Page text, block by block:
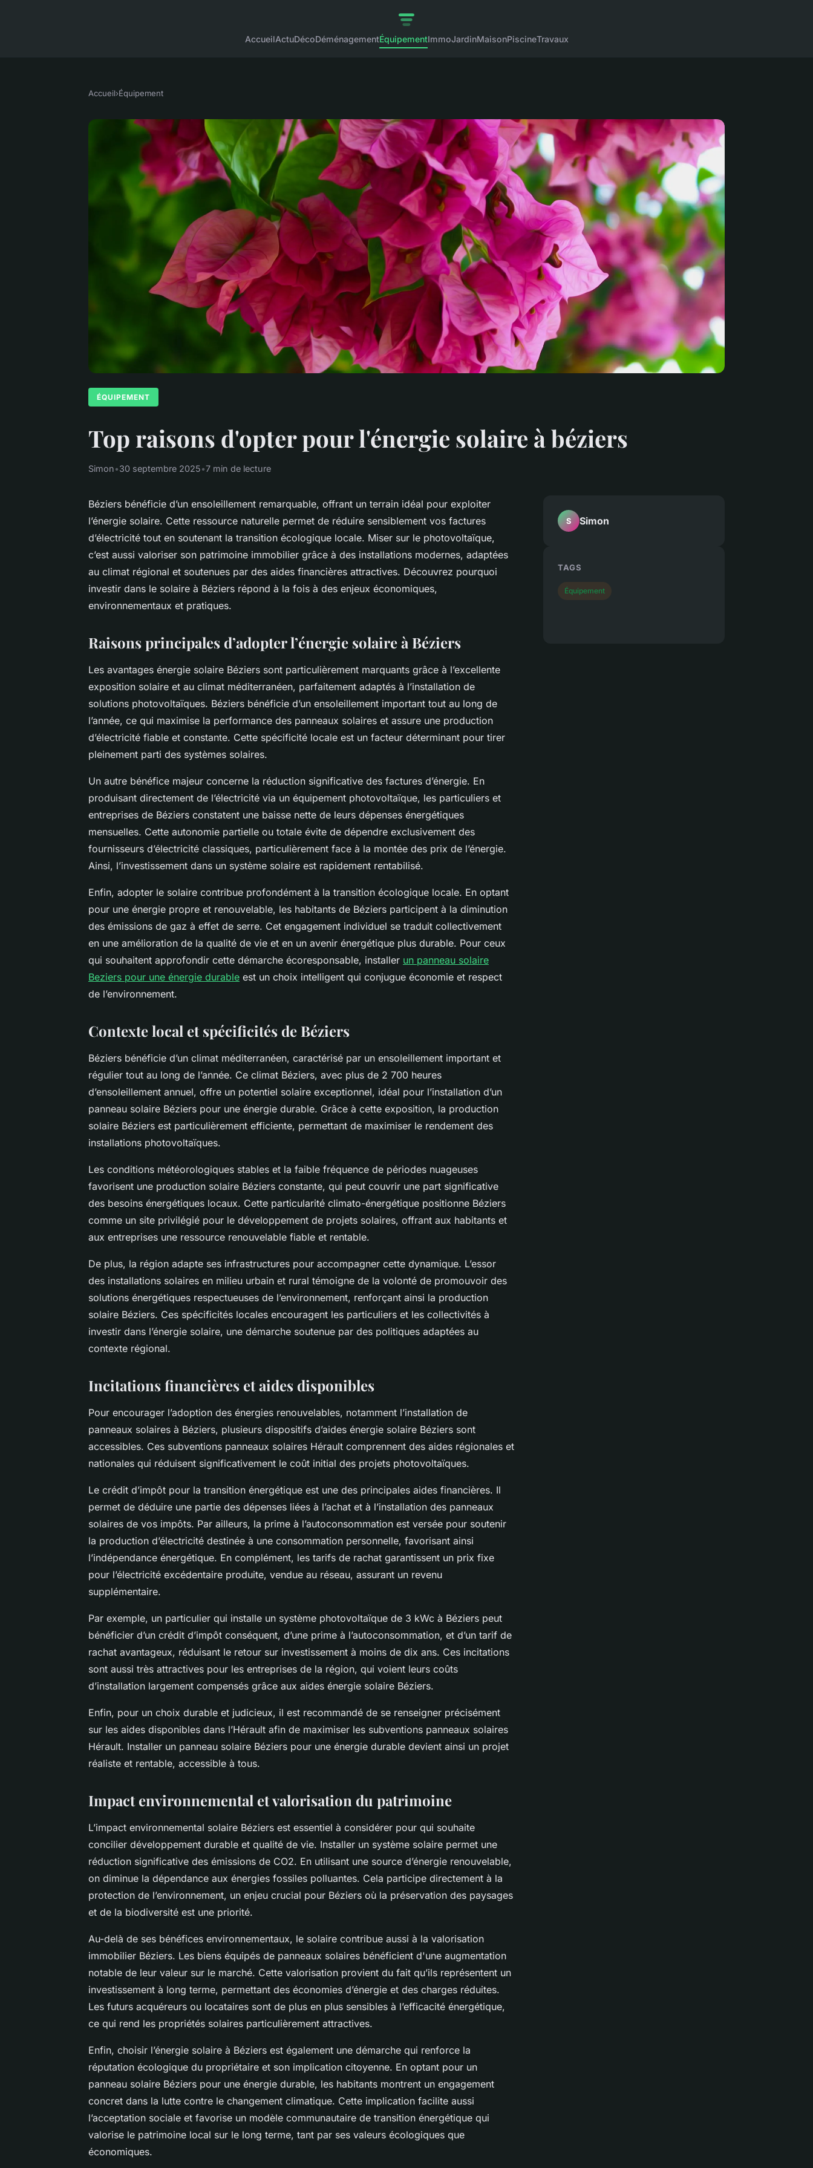
AccueilActuDécoDéménagementÉquipementImmoJardinMaisonPiscineTravaux
Accueil›Équipement
ÉQUIPEMENT
Top raisons d'opter pour l'énergie solaire à béziers
Simon•30 septembre 2025•7 min de lecture
Béziers bénéficie d’un ensoleillement remarquable, offrant un terrain idéal pour exploiter
l’énergie solaire. Cette ressource naturelle permet de réduire sensiblement vos factures
d’électricité tout en soutenant la transition écologique locale. Miser sur le photovoltaïque,
c’est aussi valoriser son patrimoine immobilier grâce à des installations modernes, adaptées
au climat régional et soutenues par des aides financières attractives. Découvrez pourquoi
investir dans le solaire à Béziers répond à la fois à des enjeux économiques,
environnementaux et pratiques.
Raisons principales d’adopter l’énergie solaire à Béziers
Les avantages énergie solaire Béziers sont particulièrement marquants grâce à l’excellente
exposition solaire et au climat méditerranéen, parfaitement adaptés à l’installation de
solutions photovoltaïques. Béziers bénéficie d’un ensoleillement important tout au long de
l’année, ce qui maximise la performance des panneaux solaires et assure une production
d’électricité fiable et constante. Cette spécificité locale est un facteur déterminant pour tirer
pleinement parti des systèmes solaires.
Un autre bénéfice majeur concerne la réduction significative des factures d’énergie. En
produisant directement de l’électricité via un équipement photovoltaïque, les particuliers et
entreprises de Béziers constatent une baisse nette de leurs dépenses énergétiques
mensuelles. Cette autonomie partielle ou totale évite de dépendre exclusivement des
fournisseurs d’électricité classiques, particulièrement face à la montée des prix de l’énergie.
Ainsi, l’investissement dans un système solaire est rapidement rentabilisé.
Enfin, adopter le solaire contribue profondément à la transition écologique locale. En optant
pour une énergie propre et renouvelable, les habitants de Béziers participent à la diminution
des émissions de gaz à effet de serre. Cet engagement individuel se traduit collectivement
en une amélioration de la qualité de vie et en un avenir énergétique plus durable. Pour ceux
qui souhaitent approfondir cette démarche écoresponsable, installer un panneau solaire
Beziers pour une énergie durable est un choix intelligent qui conjugue économie et respect
de l’environnement.
Contexte local et spécificités de Béziers
Béziers bénéficie d’un climat méditerranéen, caractérisé par un ensoleillement important et
régulier tout au long de l’année. Ce climat Béziers, avec plus de 2 700 heures
d’ensoleillement annuel, offre un potentiel solaire exceptionnel, idéal pour l’installation d’un
panneau solaire Béziers pour une énergie durable. Grâce à cette exposition, la production
solaire Béziers est particulièrement efficiente, permettant de maximiser le rendement des
installations photovoltaïques.
Les conditions météorologiques stables et la faible fréquence de périodes nuageuses
favorisent une production solaire Béziers constante, qui peut couvrir une part significative
des besoins énergétiques locaux. Cette particularité climato-énergétique positionne Béziers
comme un site privilégié pour le développement de projets solaires, offrant aux habitants et
aux entreprises une ressource renouvelable fiable et rentable.
De plus, la région adapte ses infrastructures pour accompagner cette dynamique. L’essor
des installations solaires en milieu urbain et rural témoigne de la volonté de promouvoir des
solutions énergétiques respectueuses de l’environnement, renforçant ainsi la production
solaire Béziers. Ces spécificités locales encouragent les particuliers et les collectivités à
investir dans l’énergie solaire, une démarche soutenue par des politiques adaptées au
contexte régional.
Incitations financières et aides disponibles
Pour encourager l’adoption des énergies renouvelables, notamment l’installation de
panneaux solaires à Béziers, plusieurs dispositifs d’aides énergie solaire Béziers sont
accessibles. Ces subventions panneaux solaires Hérault comprennent des aides régionales et
nationales qui réduisent significativement le coût initial des projets photovoltaïques.
Le crédit d’impôt pour la transition énergétique est une des principales aides financières. Il
permet de déduire une partie des dépenses liées à l’achat et à l’installation des panneaux
solaires de vos impôts. Par ailleurs, la prime à l’autoconsommation est versée pour soutenir
la production d’électricité destinée à une consommation personnelle, favorisant ainsi
l’indépendance énergétique. En complément, les tarifs de rachat garantissent un prix fixe
pour l’électricité excédentaire produite, vendue au réseau, assurant un revenu
supplémentaire.
Par exemple, un particulier qui installe un système photovoltaïque de 3 kWc à Béziers peut
bénéficier d’un crédit d’impôt conséquent, d’une prime à l’autoconsommation, et d’un tarif de
rachat avantageux, réduisant le retour sur investissement à moins de dix ans. Ces incitations
sont aussi très attractives pour les entreprises de la région, qui voient leurs coûts
d’installation largement compensés grâce aux aides énergie solaire Béziers.
Enfin, pour un choix durable et judicieux, il est recommandé de se renseigner précisément
sur les aides disponibles dans l’Hérault afin de maximiser les subventions panneaux solaires
Hérault. Installer un panneau solaire Béziers pour une énergie durable devient ainsi un projet
réaliste et rentable, accessible à tous.
Impact environnemental et valorisation du patrimoine
L’impact environnemental solaire Béziers est essentiel à considérer pour qui souhaite
concilier développement durable et qualité de vie. Installer un système solaire permet une
réduction significative des émissions de CO2. En utilisant une source d’énergie renouvelable,
on diminue la dépendance aux énergies fossiles polluantes. Cela participe directement à la
protection de l’environnement, un enjeu crucial pour Béziers où la préservation des paysages
et de la biodiversité est une priorité.
Au-delà de ses bénéfices environnementaux, le solaire contribue aussi à la valorisation
immobilier Béziers. Les biens équipés de panneaux solaires bénéficient d'une augmentation
notable de leur valeur sur le marché. Cette valorisation provient du fait qu’ils représentent un
investissement à long terme, permettant des économies d’énergie et des charges réduites.
Les futurs acquéreurs ou locataires sont de plus en plus sensibles à l’efficacité énergétique,
ce qui rend les propriétés solaires particulièrement attractives.
Enfin, choisir l’énergie solaire à Béziers est également une démarche qui renforce la
réputation écologique du propriétaire et son implication citoyenne. En optant pour un
panneau solaire Béziers pour une énergie durable, les habitants montrent un engagement
concret dans la lutte contre le changement climatique. Cette implication facilite aussi
l’acceptation sociale et favorise un modèle communautaire de transition énergétique qui
valorise le patrimoine local sur le long terme, tant par ses valeurs écologiques que
économiques.
S Simon
TAGS
Équipement